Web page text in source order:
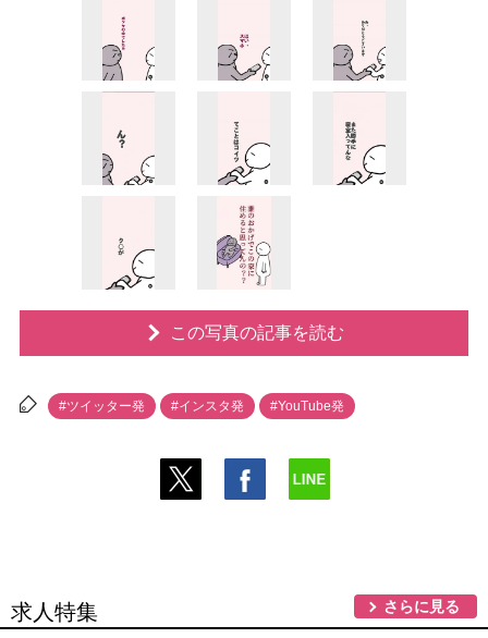
この写真の記事を読む
#ツイッター発 #インスタ発 #YouTube発
求人特集 さらに見る